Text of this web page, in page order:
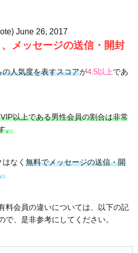
June 26, 2017
メッセージの送信・開封
の人気度を表すスコアが4.5以上であ
以上である男性会員の割合は非常
。
なく 無料でメッセージの送信・開
料会員の違いについては、以下の記
で、是非参考にしてください。